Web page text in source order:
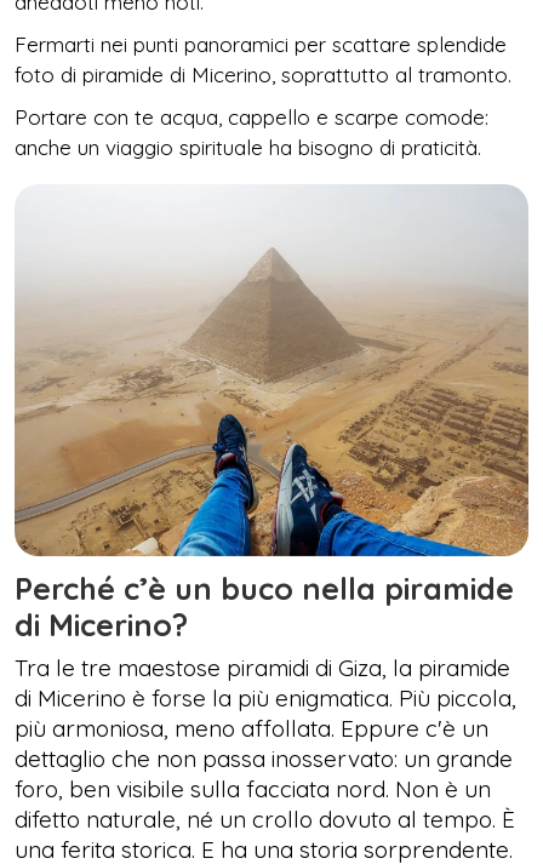
Fermarti nei punti panoramici per scattare splendide
foto di piramide di Micerino, soprattutto al tramonto.
Portare con te acqua, cappello e scarpe comode:
anche un viaggio spirituale ha bisogno di praticità.
Perché c’è un buco nella piramide
di Micerino?
Tra le tre maestose piramidi di Giza, la piramide
di Micerino è forse la più enigmatica. Più piccola,
più armoniosa, meno affollata. Eppure c'è un
dettaglio che non passa inosservato: un grande
foro, ben visibile sulla facciata nord. Non è un
difetto naturale, né un crollo dovuto al tempo. È
una ferita storica. E ha una storia sorprendente.